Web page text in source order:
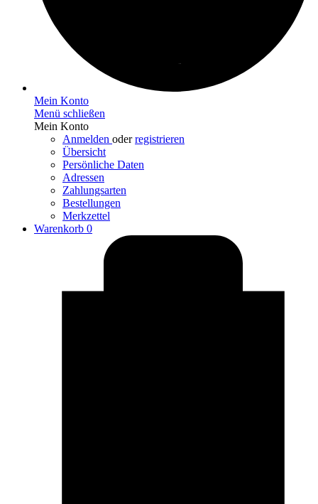
Mein Konto
Menü schließen
Mein Konto
Anmelden oderregistrieren
Übersicht
Persönliche Daten
Adressen
Zahlungsarten
Bestellungen
Merkzettel
Warenkorb 0